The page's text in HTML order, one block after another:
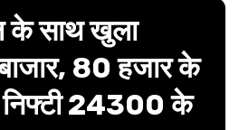
के साथ खुला
80 हजार के
24300 के